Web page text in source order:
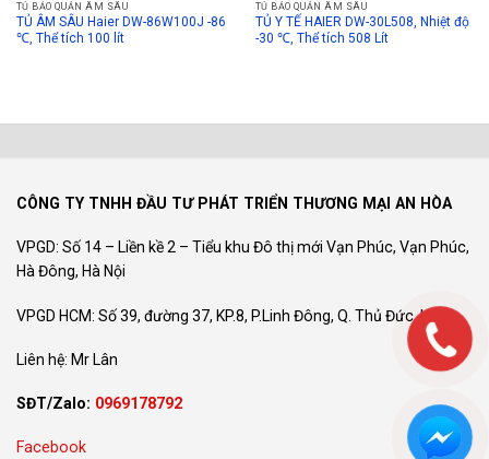
TỦ BẢO QUẢN ÂM SÂU
TỦ ÂM SÂU Haier DW-86W100J -86
℃, Thể tích 100 lít
TỦ BẢO QUẢN ÂM SÂU
TỦ Y TẾ HAIER DW-30L508, Nhiệt độ
-30 ℃, Thể tích 508 Lít
CÔNG TY TNHH ĐẦU TƯ PHÁT TRIỂN THƯƠNG MẠI AN HÒA
VPGD: Số 14 – Liền kề 2 – Tiểu khu Đô thị mới Vạn Phúc, Vạn Phúc,
Hà Đông, Hà Nội
VPGD HCM: Số 39, đường 37, KP.8, P.Linh Đông, Q. Thủ Đức, HCM
Liên hệ: Mr Lân
SĐT/Zalo: 0969178792
Facebook